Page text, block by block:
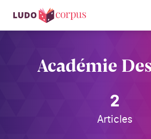
Académie
2
Articles